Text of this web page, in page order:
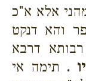
אלא א"כ
והא דנקט
דרבא
. תימה אי